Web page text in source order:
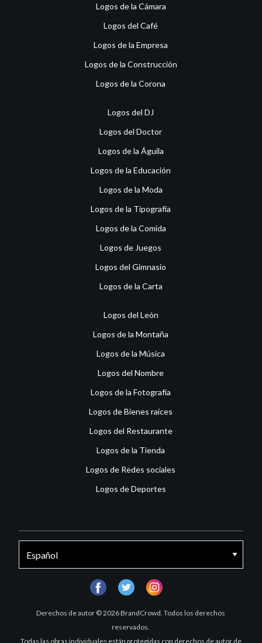
Logos de la Cámara
Logos del Café
Logos de la Empresa
Logos de la Construcción
Logos de la Corona
Logos del DJ
Logos del Doctor
Logos de la Águila
Logos de la Educación
Logos de la Moda
Logos de la Tipografía
Logos de la Comida
Logos de Juegos
Logos del Gimnasio
Logos de la Carta
Logos del León
Logos de la Montaña
Logos de la Música
Logos del Nombre
Logos de la Fotografía
Logos de Bienes raíces
Logos del Restaurante
Logos de la Tienda
Logos de Redes sociales
Logos de Deportes
Derechos de autor © 2026 BrandCrowd. Todos los derechos
reservados.
Todas las obras individuales están protegidas con derechos de autor de
facebooktwitter instagram